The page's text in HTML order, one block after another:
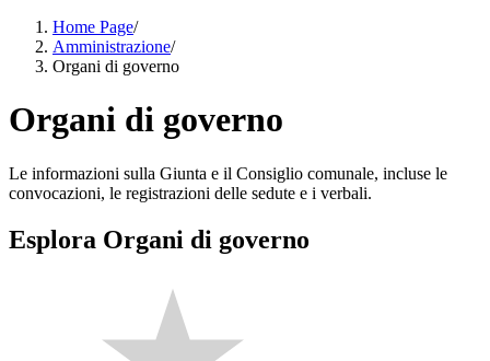
Home Page/
Amministrazione/
Organi di governo
Organi di governo
Le informazioni sulla Giunta e il Consiglio comunale, incluse le
convocazioni, le registrazioni delle sedute e i verbali.
Esplora Organi di governo